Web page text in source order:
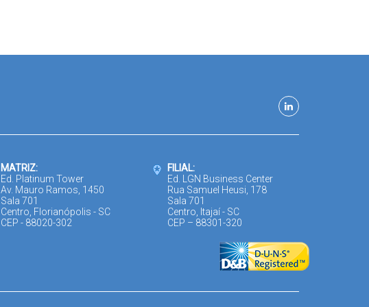
MATRIZ:
Ed. Platinum Tower
Av. Mauro Ramos, 1450
Sala 701
Centro, Florianópolis - SC
CEP - 88020-302
FILIAL:
Ed. LGN Business Center
Rua Samuel Heusi, 178
Sala 701
Centro, Itajaí - SC
CEP – 88301-320